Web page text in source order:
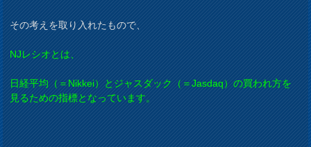
その考えを取り入れたもので、
NJレシオとは、
日経平均（＝Nikkei）とジャスダック（＝Jasdaq）の買われ方を
見るための指標となっています。